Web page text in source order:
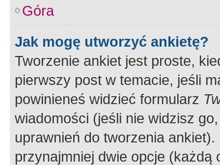
Góra
Jak mogę utworzyć ankietę?
Tworzenie ankiet jest proste,
pierwszy post w temacie, jeśli
powinieneś widzieć formularz
wiadomości (jeśli nie widzisz
uprawnień do tworzenia
przynajmniej dwie opcje